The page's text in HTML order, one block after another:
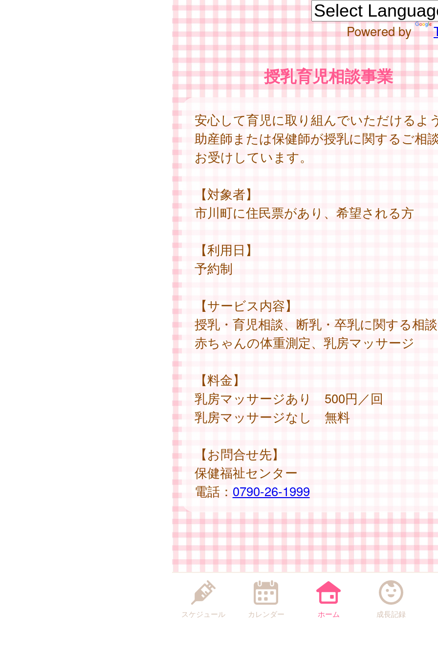
Powered by
授乳育児相談事業
安心して育児に取り組んでいただけるよ
助産師または保健師が授乳に関するご相
お受けしています。
【対象者】
市川町に住民票があり、希望される方
【利用日】
予約制
【サービス内容】
授乳・育児相談、断乳・卒乳に関する相
赤ちゃんの体重測定、乳房マッサージ
【料金】
乳房マッサージあり 500円／回
乳房マッサージなし 無料
【お問合せ先】
保健福祉センター
電話： 0790-26-1999
スケジュール カレンダー ホーム 成長記録